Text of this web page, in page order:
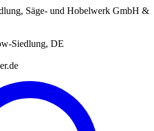
Säge- und Hobelwerk GmbH &
Siedlung, DE